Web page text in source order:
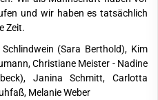
und wir haben es tatsächlich
Zeit.
(Sara Berthold), Kim
Christiane Meister - Nadine
Janina Schmitt, Carlotta
Melanie Weber